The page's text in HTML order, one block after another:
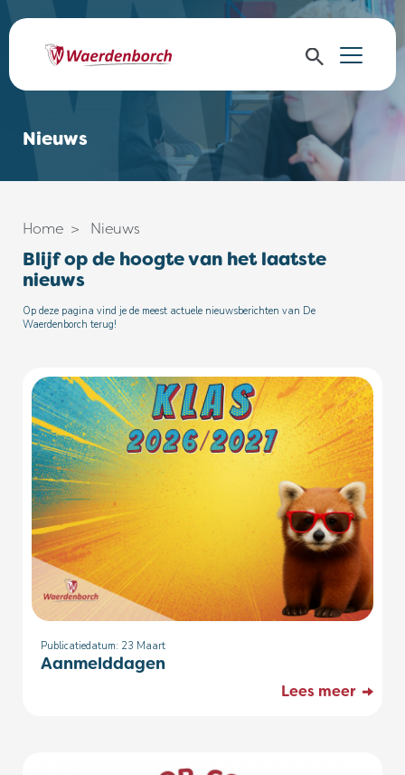
Nieuws
Home Nieuws
Blijf op de hoogte van het laatste
nieuws
Op deze pagina vind je de meest actuele nieuwsberichten van De
Waerdenborch terug!
Publicatiedatum: 23 Maart
Aanmelddagen
Lees meer